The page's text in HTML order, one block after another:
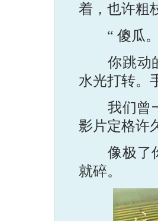
着，也许粗
“ 傻瓜。
你跳动的
水光打转。
我们曾一
影片定格许
像极了你
就碎。